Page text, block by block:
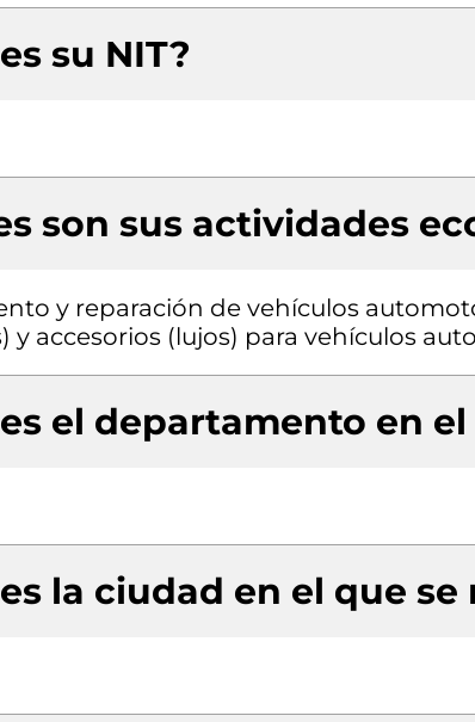
su NIT?
son sus actividades
y reparación de vehículos
y accesorios (lujos) para vehículos
el departamento en
la ciudad en el que se